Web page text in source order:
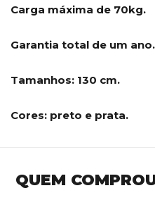
Carga máxima de 70kg.
Garantia total de um ano.
Tamanhos: 130 cm.
Cores: preto e prata.
QUEM